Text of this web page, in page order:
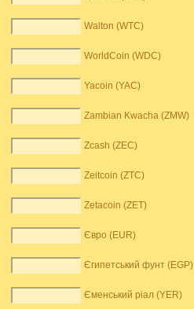
Walton (WTC)
WorldCoin (WDC)
Yacoin (YAC)
Zambian Kwacha (ZMW)
Zcash (ZEC)
Zeitcoin (ZTC)
Zetacoin (ZET)
Євро (EUR)
Єгипетський фунт (EGP)
Єменський ріал (YER)